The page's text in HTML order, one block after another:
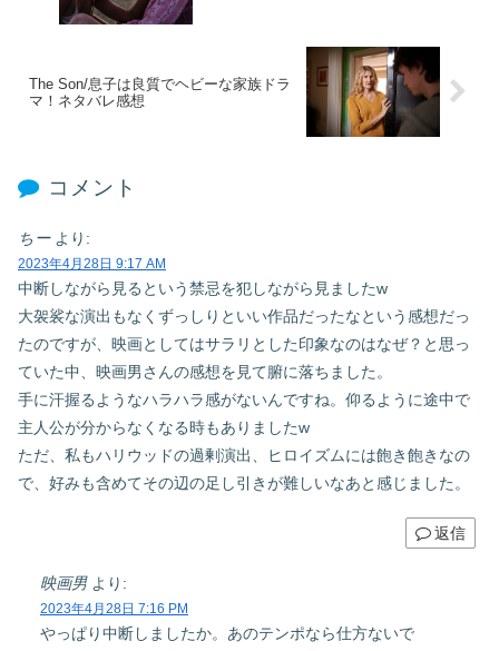
The Son/息子は良質でヘビーな家族ドラ
マ！ネタバレ感想
コメント
ちー より:
2023年4月28日 9:17 AM
中断しながら見るという禁忌を犯しながら見ましたw
大袈裟な演出もなくずっしりといい作品だったなという感想だっ
たのですが、映画としてはサラリとした印象なのはなぜ？と思っ
ていた中、映画男さんの感想を見て腑に落ちました。
手に汗握るようなハラハラ感がないんですね。仰るように途中で
主人公が分からなくなる時もありましたw
ただ、私もハリウッドの過剰演出、ヒロイズムには飽き飽きなの
で、好みも含めてその辺の足し引きが難しいなあと感じました。
返信
映画男 より:
2023年4月28日 7:16 PM
やっぱり中断しましたか。あのテンポなら仕方ないで